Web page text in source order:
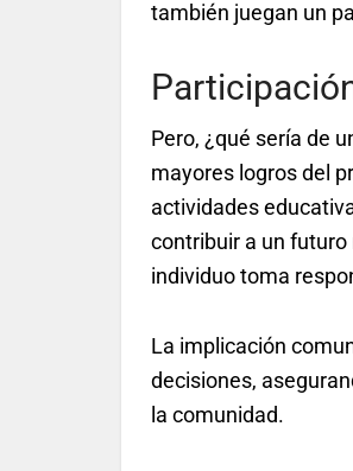
también juegan un
Pero, ¿qué sería de
mayores logros del
actividades
contribuir a un
individuo toma
La implicación
decisiones,
la comunidad.